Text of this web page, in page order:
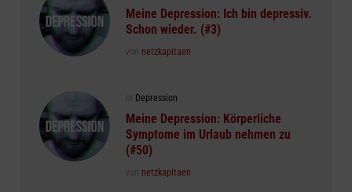
inMeine Depression: Ich bin depressiv.
Schon wieder. (#3)
Posted
von netzkapitaen
Posted
in
in Depression
Meine Depression: Körperliche
Symptome im Urlaub nehmen zu
(#50)
Posted
von netzkapitaen